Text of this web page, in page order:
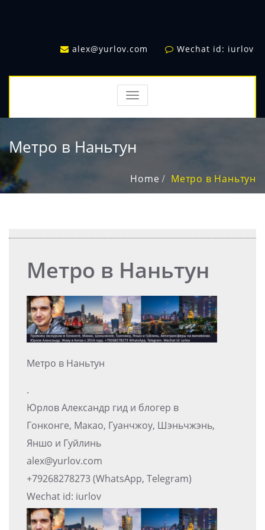
alex@yurlov.com Wechat id: iurlov
TOGGLE
NAVIGATION
Метро в Наньтун
Home Метро в Наньтун
Метро в Наньтун
Метро в Наньтун
.
Юрлов Александр гид и блогер в
Гонконге, Макао, Гуанчжоу, Шэньчжэнь,
Яншо и Гуйлинь
alex@yurlov.com
+79268278273 (WhatsApp, Telegram)
Wechat id: iurlov